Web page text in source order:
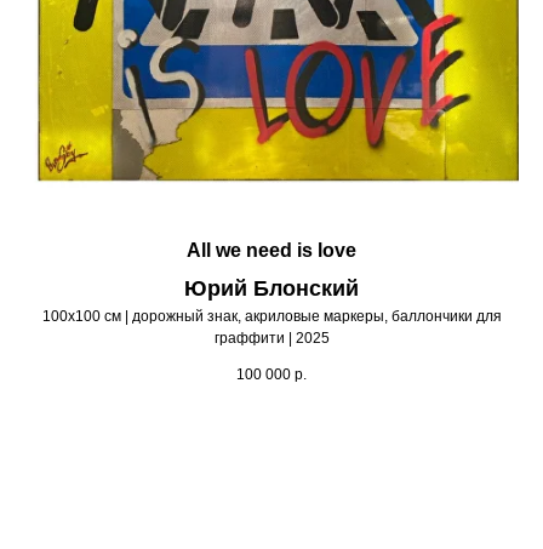
All we need is love
Юрий Блонский
100х100 см | дорожный знак, акриловые маркеры, баллончики для
граффити | 2025
100 000 р.